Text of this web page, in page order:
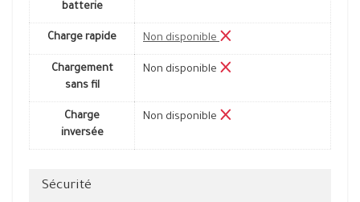
batterie
Charge rapide Non disponible
Chargement
sans fil
Non disponible
Charge
inversée
Non disponible
Sécurité